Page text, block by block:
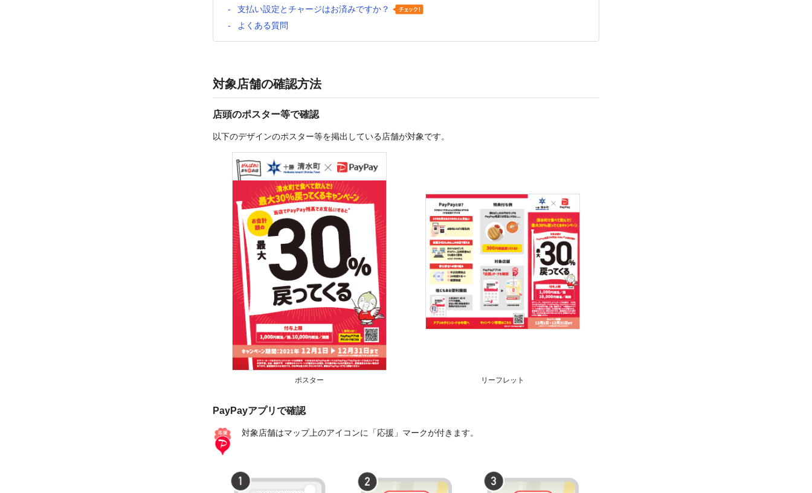
支払い設定とチャージはお済みですか？
よくある質問
対象店舗の確認方法
店頭のポスター等で確認
以下のデザインのポスター等を掲出している店舗が対象です。
ポスター リーフレット
PayPayアプリで確認
対象店舗はマップ上のアイコンに「応援」マークが付きます。